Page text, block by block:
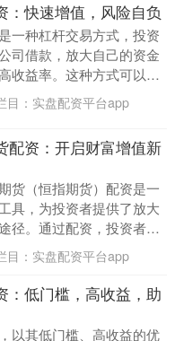
：快速增值，风险自负
一种杠杆交易方式，投资
司借款，放大自己的资金
收益率。这种方式可以快
也极高。 配资公司通常提
目： 实盘配资平台app
配资：开启财富增值新
货（恒指期货）配资是一
具，为投资者提供了放大
径。通过配资，投资者可
金撬动更大的头寸，从而
回....
目： 实盘配资平台app
：低门槛，高收益，助
以其低门槛、高收益的优